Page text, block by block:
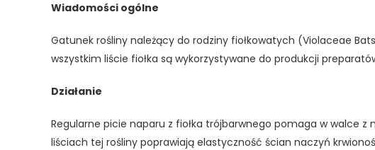
Wiadomości ogólne
Gatunek rośliny należący do rodziny fiołkowatych (Violaceae
wszystkim liście fiołka są wykorzystywane do produkcji
Działanie
Regularne picie naparu z fiołka trójbarwnego pomaga w walce
liściach tej rośliny poprawiają elastyczność ścian naczyń